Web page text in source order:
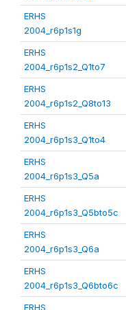
ERHS
2004_r6p1s1g
ERHS
2004_r6p1s2_Q1to7
ERHS
2004_r6p1s2_Q8to13
ERHS
2004_r6p1s3_Q1to4
ERHS
2004_r6p1s3_Q5a
ERHS
2004_r6p1s3_Q5bto5c
ERHS
2004_r6p1s3_Q6a
ERHS
2004_r6p1s3_Q6bto6c
ERHS